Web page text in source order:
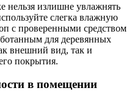
нельзя излишне увлажнять
слегка влажную
с проверенными средством
для деревянных
внешний вид, так и
покрытия.
в помещении